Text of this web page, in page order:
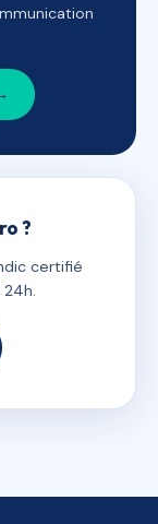
?
certifié
24h.